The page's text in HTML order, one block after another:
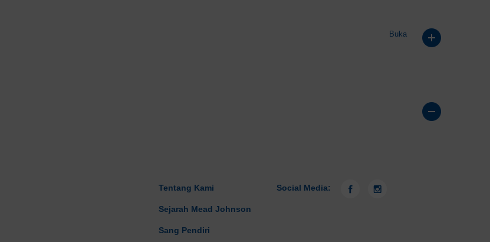
Tentang Kami
Sejarah Mead Johnson
Sang Pendiri
Social Media: